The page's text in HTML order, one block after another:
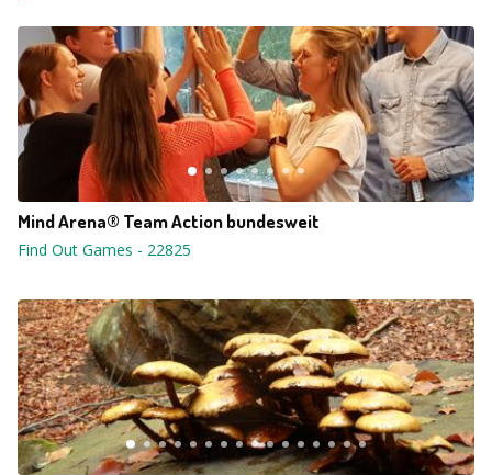
Mind Arena® Team Action bundesweit
Find Out Games - 22825